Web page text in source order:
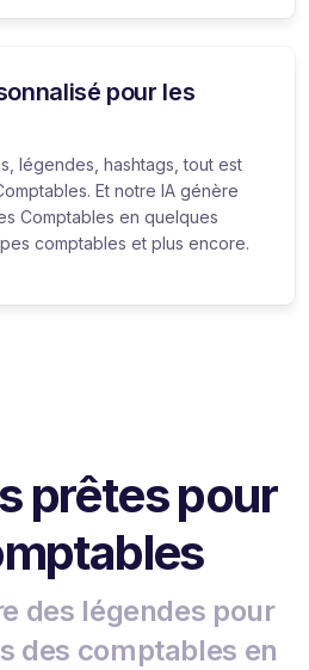
pour les
légendes, hashtags, tout est
Et notre IA génère
Comptables en quelques
comptables et plus encore.
prêtes pour
des légendes pour
des comptables en